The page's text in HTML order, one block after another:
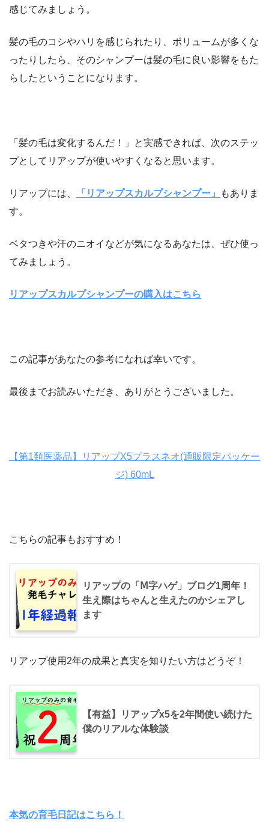
感じてみましょう。
髪の毛のコシやハリを感じられたり、ボリュームが多くな
ったりしたら、そのシャンプーは髪の毛に良い影響をもた
らしたということになります。
「髪の毛は変化するんだ！」と実感できれば、次のステッ
プとしてリアップが使いやすくなると思います。
リアップには、 「リアップスカルプシャンプー」
もありま
す。
ベタつきや汗のニオイなどが気になるあなたは、ぜひ使っ
てみましょう。
リアップスカルプシャンプーの購入はこちら
この記事があなたの参考になれば幸いです。
最後までお読みいただき、ありがとうございました。
【第1類医薬品】リアップX5プラスネオ(通販限定パッケー
ジ) 60mL
こちらの記事もおすすめ！
リアップの「Ⅿ字ハゲ」ブログ1周年！
生え際はちゃんと生えたのかシェアし
ます
リアップ使用2年の成果と真実を知りたい方はどうぞ！
【有益】リアップx5を2年間使い続けた
僕のリアルな体験談
本気の育毛日記はこちら！